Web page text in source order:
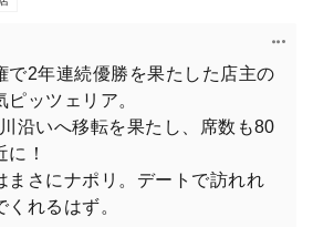
で2年連続優勝を果たした店主の
ッツェリア。
沿いへ移転を果たし、席数も80
！
まさにナポリ。デートで訪れれ
れるはず。